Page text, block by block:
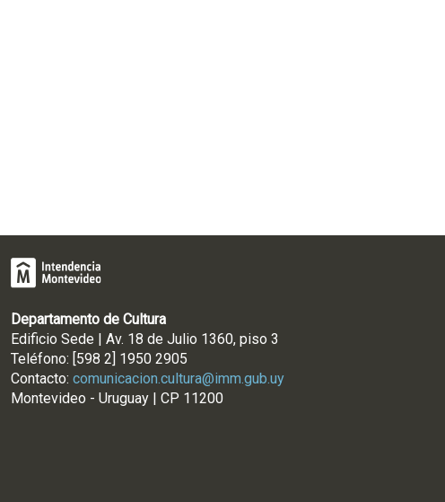
Departamento de Cultura
Edificio Sede | Av. 18 de Julio 1360, piso 3
Teléfono: [598 2] 1950 2905
Contacto: comunicacion.cultura@imm.gub.uy
Montevideo - Uruguay | CP 11200